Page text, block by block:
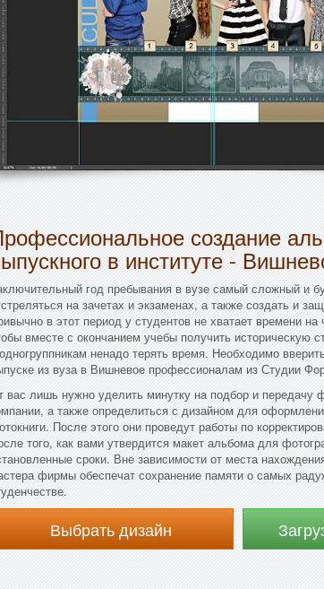
создание
в институте -
год пребывания в вузе самый сложный и
на зачетах и экзаменах, а также создать и
в этот период у студентов не хватает времени
вместе с окончанием учебы получить историческую
ненадо терять время. Необходимо
из вуза в Вишневое профессионалам из Студии
вас лишь нужно уделить минутку на подбор и передачу
а также определиться с дизайном для
После этого они проведут работы по
того, как вами утвердится макет альбома для
сроки. Вне зависимости от места
фирмы обеспечат сохранение памяти о самых
Выбрать дизайн